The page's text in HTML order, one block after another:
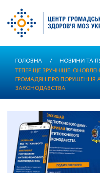
основного
вмісту
ГОЛОВНА / НОВИНИ ТА
ТЕПЕР ЩЕ ЗРУЧНІШЕ:
ГРОМАДЯН ПРО ПОРУШЕННЯ
ЗАКОНОДАВСТВА